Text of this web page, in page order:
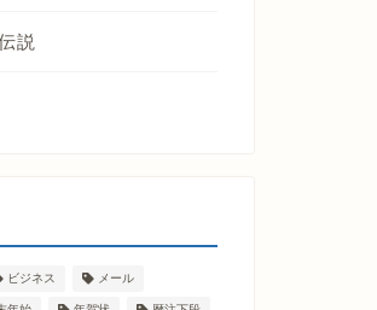
説
ビジネス メール